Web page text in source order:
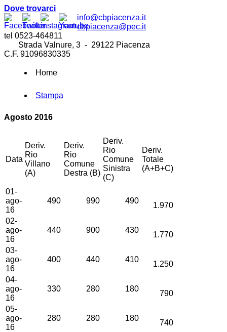
Dove trovarci
info@cbpiacenza.it
cbpiacenza@pec.it
tel 0523-464811
Strada Valnure, 3 - 29122 Piacenza
C.F. 91096830335
Home
Stampa
Agosto 2016
Data
Deriv.
Rio
Villano
(A)
Deriv.
Rio
Comune
Destra (B)
Deriv.
Rio
Comune
Sinistra
(C)
Deriv.
Totale
(A+B+C)
01-
ago-
16
490 990 490
1.970
02-
ago-
16
440 900 430
1.770
03-
ago-
16
400 440 410
1.250
04-
ago-
16
330 280 180
790
05-
ago-
16
280 280 180
740